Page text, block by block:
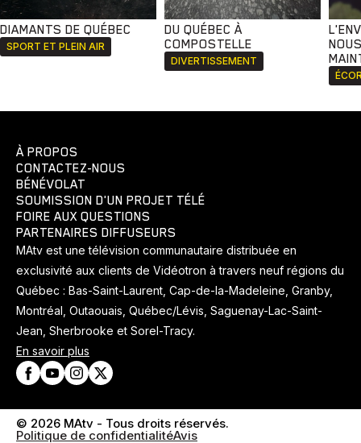
DIAMANTS DE QUÉBEC
SPORT ET PLEIN AIR
DU QUÉBEC À
COMPOSTELLE
DIVERTISSEMENT
À PROPOS
CONTACTEZ-NOUS
BÉNÉVOLAT
SOUMISSION D'UN PROJET TÉLÉ
FOIRE AUX QUESTIONS
PARTENAIRES DIFFUSEURS
MAtv est une télévision communautaire distribuée en
exclusivité aux clients de Vidéotron à travers neuf régions du
Québec : Bas-Saint-Laurent, Cap-de-la-Madeleine, Granby,
Montréal, Outaouais, Québec/Lévis, Saguenay-Lac-Saint-
Jean, Sherbrooke et Sorel-Tracy.
En savoir plus
© 2026 MAtv - Tous droits réservés.
Politique de confidentialitéAvis